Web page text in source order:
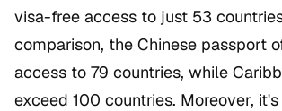
visa-free access to just 53
comparison, the Chinese passport
access to 79 countries, while
exceed 100 countries. Moreover,